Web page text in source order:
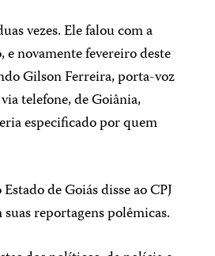
vezes. Ele falou com a
novamente fevereiro deste
Gilson Ferreira, porta-voz
telefone, de Goiânia,
especificado por quem
de Goiás disse ao CPJ
reportagens polêmicas.